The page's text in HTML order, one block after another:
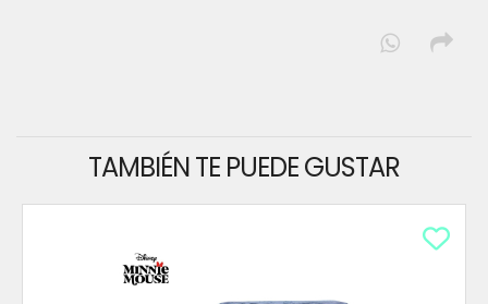
TAMBIÉN TE PUEDE GUSTAR